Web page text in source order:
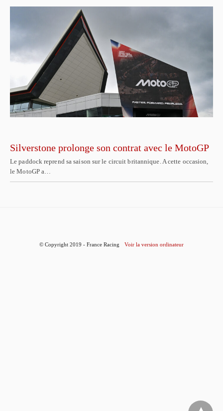
Silverstone prolonge son contrat avec le MotoGP
Le paddock reprend sa saison sur le circuit britannique. A cette occasion,
le MotoGP a…
© Copyright 2019 - France Racing Voir la version ordinateur